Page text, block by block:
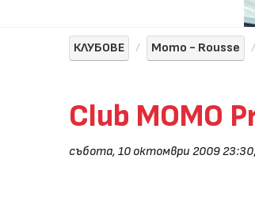
КЛУБОВЕ Momo - Rousse
Club MOMO
събота, 10 октомври 2009 23:30,